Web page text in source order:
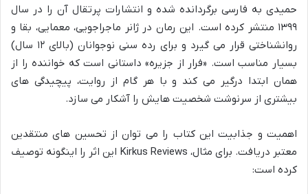
حمیدی به فارسی برگردانده شده و انتشارات پرتقال آن را در سال
۱۳۹۹ منتشر کرده است. این رمان در ژانر ماجراجویی، معمایی، بقا و
روانشناختی قرار می گیرد و برای رده سنی نوجوانان (بالای ۱۲ سال)
بسیار مناسب است. «فرار از جزیره» داستانی است که خواننده را از
همان ابتدا درگیر می کند و با هر گام از روایت، پیچیدگی های
بیشتری از سرنوشت شخصیت هایش را آشکار می سازد.
اهمیت و جذابیت این کتاب را می توان از تحسین های منتقدین
معتبر دریافت. برای مثال، Kirkus Reviews این اثر را اینگونه توصیف
کرده است: